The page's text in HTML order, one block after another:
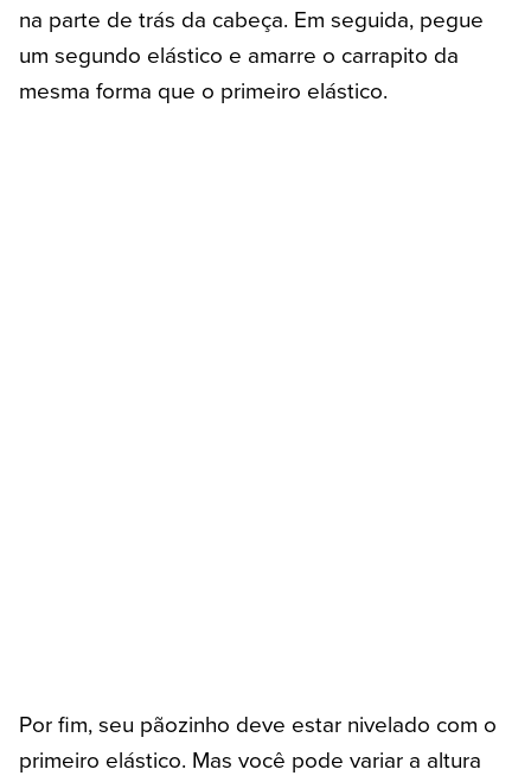
na parte de trás da cabeça. Em seguida, pegue
um segundo elástico e amarre o carrapito da
mesma forma que o primeiro elástico.
Por fim, seu pãozinho deve estar nivelado com o
primeiro elástico. Mas você pode variar a altura